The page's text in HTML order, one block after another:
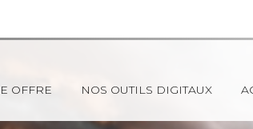
OFFRE NOS OUTILS DIGITAUX